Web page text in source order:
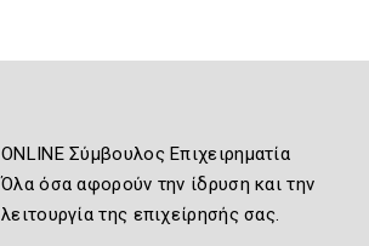
ONLINE Σύμβουλος Επιχειρηματία
Όλα όσα αφορούν την ίδρυση και την
λειτουργία της επιχείρησής σας.